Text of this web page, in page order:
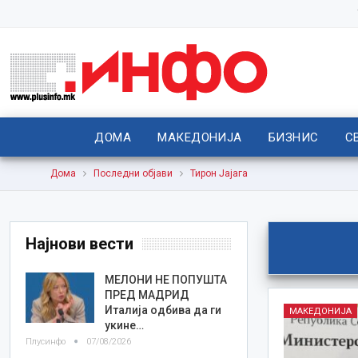
ДОМА МАКЕДОНИЈА БИЗНИС
Дома Последни објави Тирон Јајага
МАКЕДОНИЈА
Најнови вести
МЕЛОНИ НЕ ПОПУШТА
ПРЕД МАДРИД
Италија одбива да ги
укине…
Плусинфо 07/08/2026